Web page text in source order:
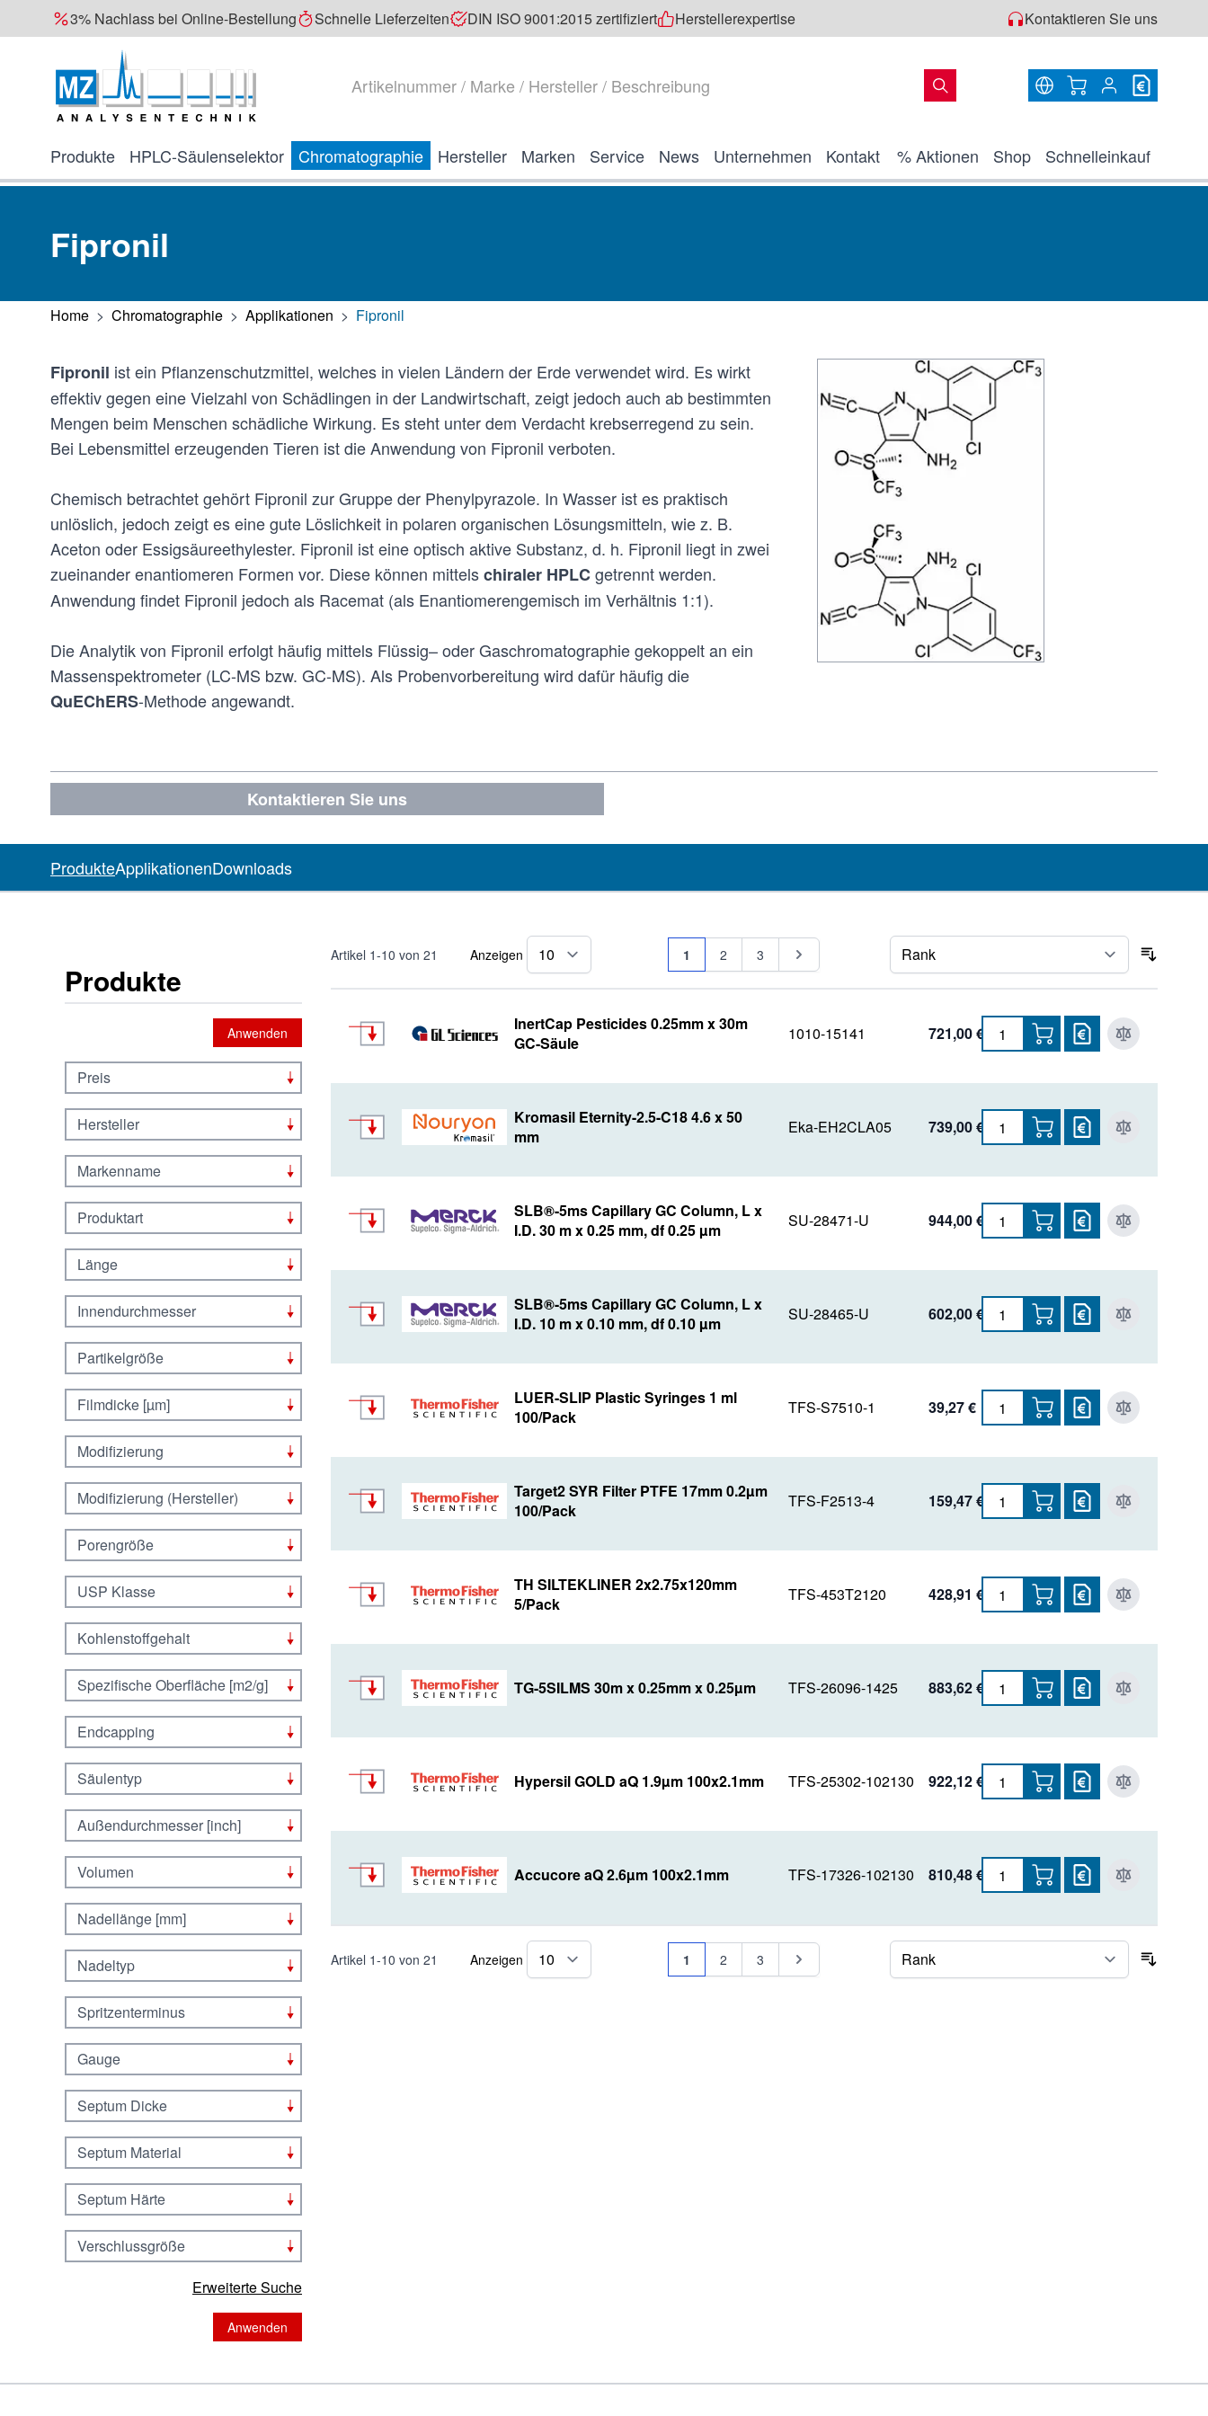
3% Nachlass bei Online-Bestellung Schnelle Lieferzeiten DIN ISO 9001:2015 zertifiziert Herstellerexpertise
Kontaktieren Sie uns
Suche
Warenkorb
Produkte HPLC-Säulenselektor Chromatographie Hersteller Marken Service News Unternehmen Kontakt % Aktionen Shop Schnelleinkauf
Fipronil
Home > Chromatographie > Applikationen > Fipronil
Fipronil ist ein Pflanzenschutzmittel, welches in vielen Ländern der Erde verwendet wird. Es wirkt
effektiv gegen eine Vielzahl von Schädlingen in der Landwirtschaft, zeigt jedoch auch ab bestimmten
Mengen beim Menschen schädliche Wirkung. Es steht unter dem Verdacht krebserregend zu sein.
Bei Lebensmittel erzeugenden Tieren ist die Anwendung von Fipronil verboten.
Chemisch betrachtet gehört Fipronil zur Gruppe der Phenylpyrazole. In Wasser ist es praktisch
unlöslich, jedoch zeigt es eine gute Löslichkeit in polaren organischen Lösungsmitteln, wie z. B.
Aceton oder Essigsäureethylester. Fipronil ist eine optisch aktive Substanz, d. h. Fipronil liegt in zwei
zueinander enantiomeren Formen vor. Diese können mittelschiraler HPLCgetrennt werden.
Anwendung findet Fipronil jedoch als Racemat (als Enantiomerengemisch im Verhältnis 1:1).
Die Analytik von Fipronil erfolgt häufig mittels Flüssig– oder Gaschromatographie gekoppelt an ein
Massenspektrometer (LC-MS bzw. GC-MS). Als Probenvorbereitung wird dafür häufig die
QuEChERS-Methode angewandt.
Kontaktieren Sie uns
ProdukteApplikationenDownloads
Produkte
Anwenden
Preis
Hersteller
Markenname
Produktart
Länge
Innendurchmesser
Partikelgröße
Filmdicke [µm]
Modifizierung
Modifizierung (Hersteller)
Porengröße
USP Klasse
Kohlenstoffgehalt
Spezifische Oberfläche [m2/g]
Endcapping
Säulentyp
Außendurchmesser [inch]
Volumen
Nadellänge [mm]
Nadeltyp
Spritzenterminus
Gauge
Septum Dicke
Septum Material
Septum Härte
Verschlussgröße
Erweiterte Suche
Anwenden
Artikel 1-10 von 21 Seite
Sie lesen gerade Seite
1 Seite
2 Seite
3 Seite
Anzeigen
pro Seite
InertCap Pesticides 0.25mm x 30m
GC-Säule
1010-15141 721,00 €
Kromasil Eternity-2.5-C18 4.6 x 50
mm
Eka-EH2CLA05 739,00 €
SLB®-5ms Capillary GC Column, L x
I.D. 30 m x 0.25 mm, df 0.25 µm
SU-28471-U 944,00 €
SLB®-5ms Capillary GC Column, L x
I.D. 10 m x 0.10 mm, df 0.10 µm
SU-28465-U 602,00 €
LUER-SLIP Plastic Syringes 1 ml
100/Pack
TFS-S7510-1 39,27 €
Target2 SYR Filter PTFE 17mm 0.2µm
100/Pack
TFS-F2513-4 159,47 €
TH SILTEKLINER 2x2.75x120mm
5/Pack
TFS-453T2120 428,91 €
TG-5SILMS 30m x 0.25mm x 0.25µm TFS-26096-1425 883,62 €
Hypersil GOLD aQ 1.9µm 100x2.1mm TFS-25302-102130 922,12 €
Accucore aQ 2.6µm 100x2.1mm TFS-17326-102130 810,48 €
Artikel 1-10 von 21 Seite
Sie lesen gerade Seite
1 Seite
2 Seite
3 Seite
Anzeigen
pro Seite